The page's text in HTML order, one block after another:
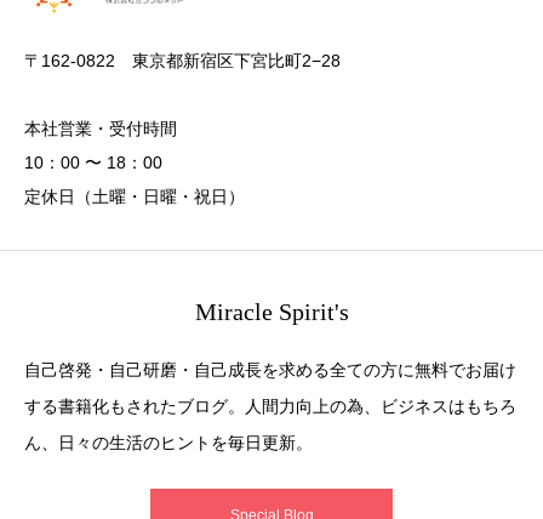
〒162-0822 東京都新宿区下宮比町2−28
本社営業・受付時間
10：00 〜 18：00
定休日（土曜・日曜・祝日）
Miracle Spirit's
自己啓発・自己研磨・自己成長を求める全ての方に無料でお届け
する書籍化もされたブログ。人間力向上の為、ビジネスはもちろ
ん、日々の生活のヒントを毎日更新。
Special Blog